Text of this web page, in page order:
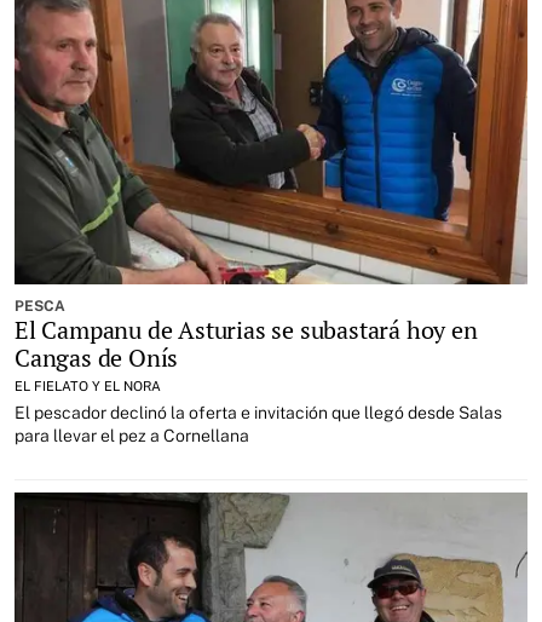
PESCA
El Campanu de Asturias se subastará hoy en
Cangas de Onís
EL FIELATO Y EL NORA
El pescador declinó la oferta e invitación que llegó desde Salas
para llevar el pez a Cornellana